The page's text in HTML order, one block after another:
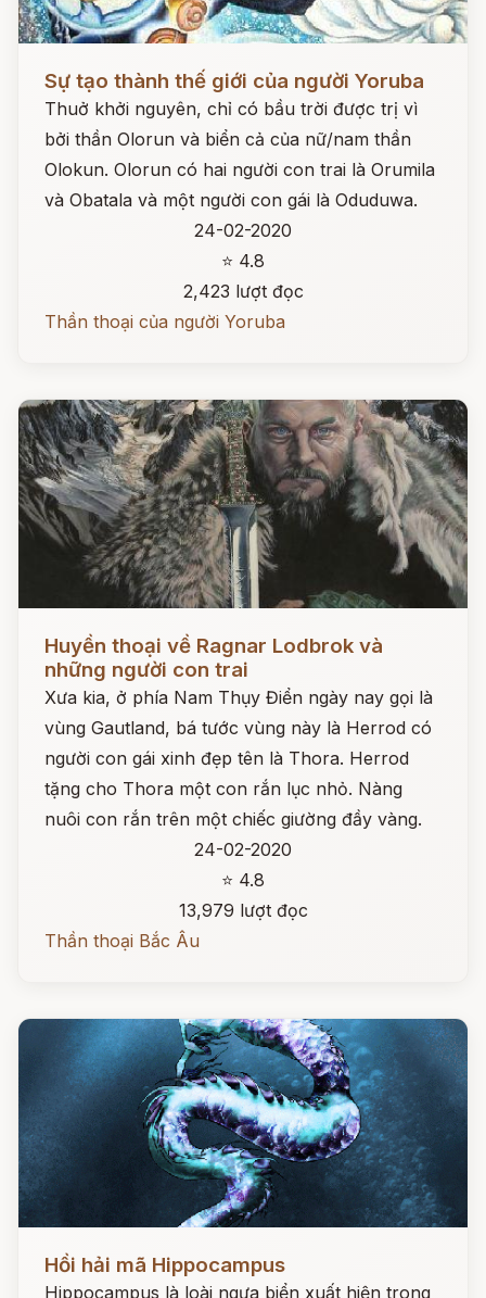
Sự tạo thành thế giới của người Yoruba
Thuở khởi nguyên, chỉ có bầu trời được trị vì
bởi thần Olorun và biển cả của nữ/nam thần
Olokun. Olorun có hai người con trai là Orumila
và Obatala và một người con gái là Oduduwa.
24-02-2020
⭐ 4.8
2,423 lượt đọc
Thần thoại của người Yoruba
Đọc ngay
Huyền thoại về Ragnar Lodbrok và
những người con trai
Xưa kia, ở phía Nam Thụy Điển ngày nay gọi là
vùng Gautland, bá tước vùng này là Herrod có
người con gái xinh đẹp tên là Thora. Herrod
tặng cho Thora một con rắn lục nhỏ. Nàng
nuôi con rắn trên một chiếc giường đầy vàng.
24-02-2020
⭐ 4.8
13,979 lượt đọc
Thần thoại Bắc Âu
Đọc ngay
Hồi hải mã Hippocampus
Hippocampus là loài ngựa biển xuất hiện trong